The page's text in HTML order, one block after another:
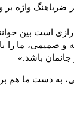
واژه بر
است بین
و صمیمی‌، ما
باشد.»
به دست ما هم